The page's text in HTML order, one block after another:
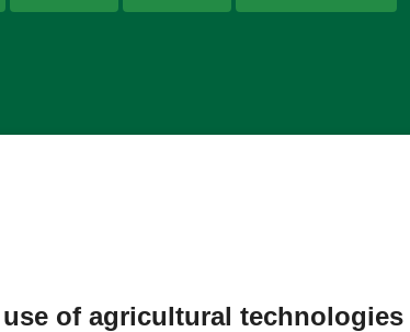
of agricultural technologies